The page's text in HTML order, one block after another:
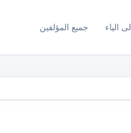
جميع المؤلفين الياء